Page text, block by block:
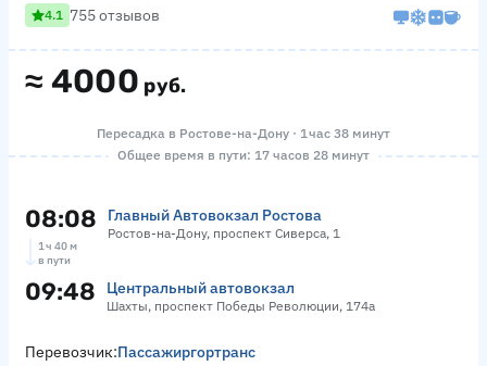
≈ 4000 руб.
4.1 755 отзывов
Пересадка в Ростове-на-Дону · 1 час 38 минут
Общее время в пути: 17 часов 28 минут
08:08 Главный Автовокзал Ростова
Ростов-на-Дону, проспект Сиверса, 1
1 ч 40 м
в пути
09:48 Центральный автовокзал
Шахты, проспект Победы Революции, 174а
Перевозчик:Пассажиргортранс